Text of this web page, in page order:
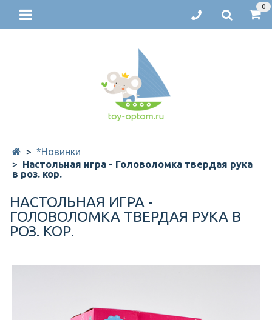
0
*Новинки
Настольная игра - Головоломка твердая рука
в роз. кор.
НАСТОЛЬНАЯ ИГРА -
ГОЛОВОЛОМКА ТВЕРДАЯ РУКА В
РОЗ. КОР.